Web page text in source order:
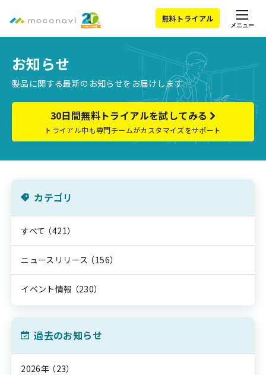
無料トライアル
メニュー
お知らせ
製品に関する最新のお知らせをお届けします
30日間無料トライアルを試してみる
トライアル中も専門チームがカスタマイズをサポート
カテゴリ
すべて （421）
ニュースリリース （156）
イベント情報 （230）
過去のお知らせ
2026年 （23）